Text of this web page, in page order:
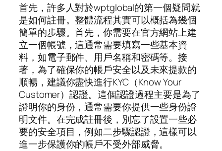
首先，許多人對於wptglobal的第一個疑問就
是如何註冊。整體流程其實可以概括為幾個
簡單的步驟。首先，你需要在官方網站上建
立一個帳號，這通常需要填寫一些基本資
料，如電子郵件、用戶名稱和密碼等。接
著，為了確保你的帳戶安全以及未來提款的
順暢，建議你盡快進行KYC（Know Your
Customer）認證。這個認證過程主要是為了
證明你的身份，通常需要你提供一些身份證
明文件。在完成註冊後，別忘了設置一些必
要的安全項目，例如二步驟認證，這樣可以
進一步保護你的帳戶不受外部威脅。